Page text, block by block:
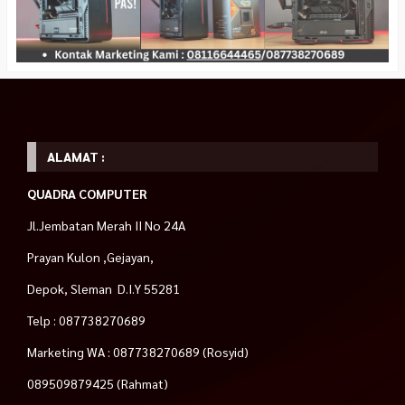
ALAMAT :
QUADRA COMPUTER
Jl.Jembatan Merah II No 24A
Prayan Kulon ,Gejayan,
Depok, Sleman D.I.Y 55281
Telp : 087738270689
Marketing WA : 087738270689 (Rosyid)
089509879425 (Rahmat)